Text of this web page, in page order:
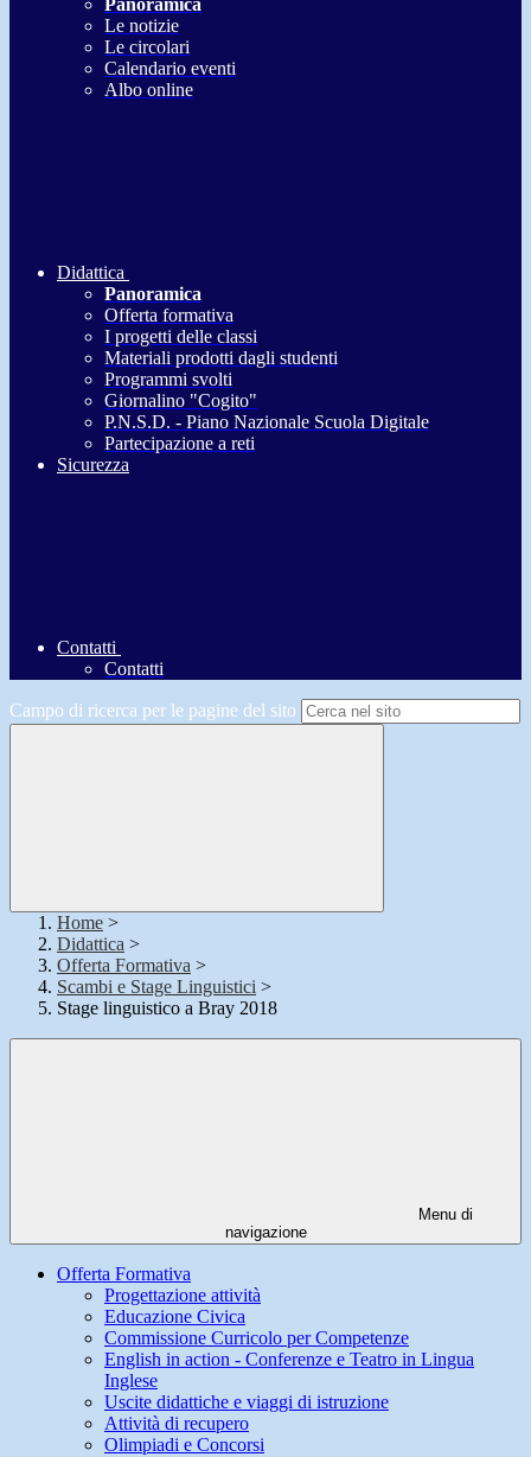
Panoramica
Le notizie
Le circolari
Calendario eventi
Albo online
Didattica
Panoramica
Offerta formativa
I progetti delle classi
Materiali prodotti dagli studenti
Programmi svolti
Giornalino "Cogito"
P.N.S.D. - Piano Nazionale Scuola Digitale
Partecipazione a reti
Sicurezza
Contatti
Contatti
Campo di ricerca per le pagine del sito
Home >
Didattica >
Offerta Formativa >
Scambi e Stage Linguistici >
Stage linguistico a Bray 2018
Menu di
navigazione
Offerta Formativa
Progettazione attività
Educazione Civica
Commissione Curricolo per Competenze
English in action - Conferenze e Teatro in Lingua
Inglese
Uscite didattiche e viaggi di istruzione
Attività di recupero
Olimpiadi e Concorsi